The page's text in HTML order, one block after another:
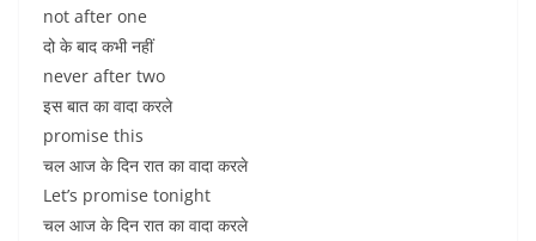
not after one
दो के बाद कभी नहीं
never after two
इस बात का वादा करले
promise this
चल आज के दिन रात का वादा करले
Let’s promise tonight
चल आज के दिन रात का वादा करले